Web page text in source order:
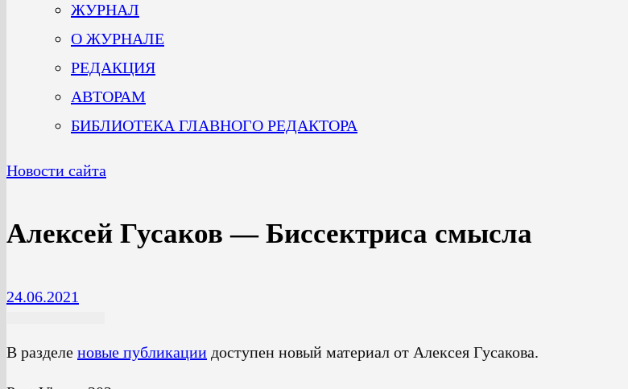
ЖУРНАЛ
О ЖУРНАЛЕ
РЕДАКЦИЯ
АВТОРАМ
БИБЛИОТЕКА ГЛАВНОГО РЕДАКТОРА
Новости сайта
Алексей Гусаков — Биссектриса смысла
24.06.2021
В разделе новые публикации доступен новый материал от Алексея Гусакова.